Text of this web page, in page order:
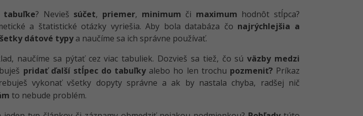
tabuľke? Nevieš súčet, priemer, minimum či maximum hodnôt stĺpca?
a štatistické otázky vyriešia. Aby bola databáza čo najrýchlejšia a
dátové typya naučíme sa ich správne používať.
naučíme sa pýtať cez viac tabuliek. Dozvieš sa tiež, čo súväzby medzi
pridať ďalší stĺpec do tabuľkyalebo ho len trochu pozmeniť?Príkaz
vykonať všetky dopyty správne a ak by nastala chyba, radšej nič
to nebude problém.